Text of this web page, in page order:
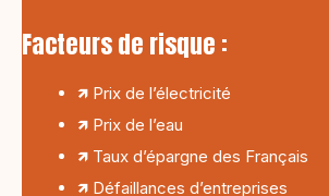
Facteurs de risque :
🡽 Prix de l’électricité
🡽 Prix de l’eau
🡽 Taux d’épargne des Français
🡽 Défaillances d’entreprises